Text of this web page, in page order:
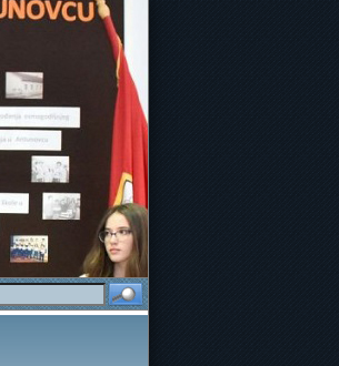
E-TWINNING PROJEKTI